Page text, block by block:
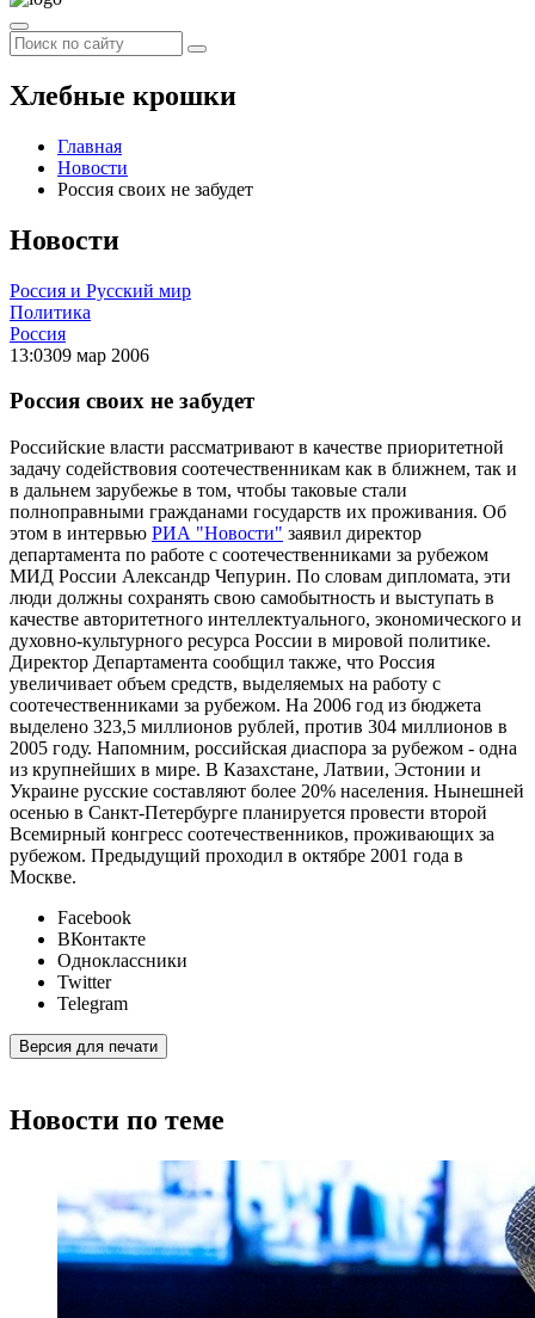
Хлебные крошки
Главная
Новости
Россия своих не забудет
Новости
Россия и Русский мир
Политика
Россия
13:0309 мар 2006
Россия своих не забудет
Российские власти рассматривают в качестве приоритетной
задачу содействовия соотечественникам как в ближнем, так и
в дальнем зарубежье в том, чтобы таковые стали
полноправными гражданами государств их проживания. Об
этом в интервью РИА "Новости" заявил директор
департамента по работе с соотечественниками за рубежом
МИД России Александр Чепурин. По словам дипломата, эти
люди должны сохранять свою самобытность и выступать в
качестве авторитетного интеллектуального, экономического и
духовно-культурного ресурса России в мировой политике.
Директор Департамента сообщил также, что Россия
увеличивает объем средств, выделяемых на работу с
соотечественниками за рубежом. На 2006 год из бюджета
выделено 323,5 миллионов рублей, против 304 миллионов в
2005 году. Напомним, российская диаспора за рубежом - одна
из крупнейших в мире. В Казахстане, Латвии, Эстонии и
Украине русские составляют более 20% населения. Нынешней
осенью в Санкт-Петербурге планируется провести второй
Всемирный конгресс соотечественников, проживающих за
рубежом. Предыдущий проходил в октябре 2001 года в
Москве.
Facebook
ВКонтакте
Одноклассники
Twitter
Telegram
Версия для печати
Новости по теме